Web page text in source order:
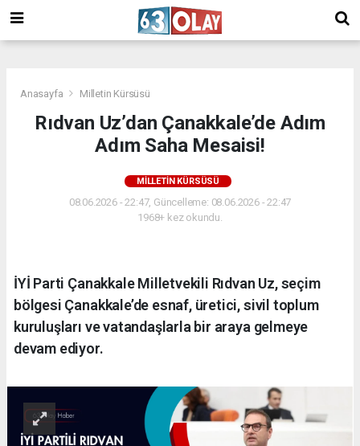
Anasayfa Milletin Kürsüsü
Rıdvan Uz’dan Çanakkale’de Adım
Adım Saha Mesaisi!
MILLETIN KÜRSÜSÜ
08.06.2026 - 22:47, Güncelleme: 08.06.2026 - 22:47
1968+ kez okundu.
İYİ Parti Çanakkale Milletvekili Rıdvan Uz, seçim
bölgesi Çanakkale’de esnaf, üretici, sivil toplum
kuruluşları ve vatandaşlarla bir araya gelmeye
devam ediyor.